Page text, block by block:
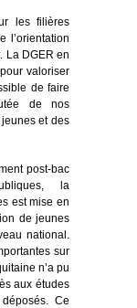
les filières
l’orientation
La DGER en
valoriser
de faire
de nos
et des
post-bac
la
est mise en
de jeunes
national.
sur
n’a pu
aux études
Ce